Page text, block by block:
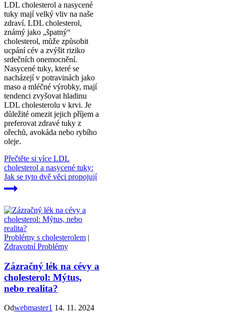
LDL cholesterol a nasycené
tuky mají velký vliv na naše
zdraví. LDL cholesterol,
známý jako „špatný“
cholesterol, může způsobit
ucpání cév a zvýšit riziko
srdečních onemocnění.
Nasycené tuky, které se
nacházejí v potravinách jako
maso a mléčné výrobky, mají
tendenci zvyšovat hladinu
LDL cholesterolu v krvi. Je
důležité omezit jejich příjem a
preferovat zdravé tuky z
ořechů, avokáda nebo rybího
oleje.
Přečtěte si více LDL
cholesterol a nasycené tuky:
Jak se tyto dvě věci propojují
Problémy s cholesterolem |
Zdravotní Problémy
Zázračný lék na cévy a
cholesterol: Mýtus,
nebo realita?
Odwebmaster1 14. 11. 2024